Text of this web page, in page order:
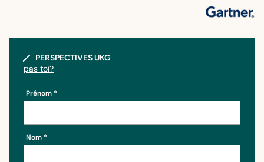
PERSPECTIVES UKG
pas toi?
Prénom
Nom